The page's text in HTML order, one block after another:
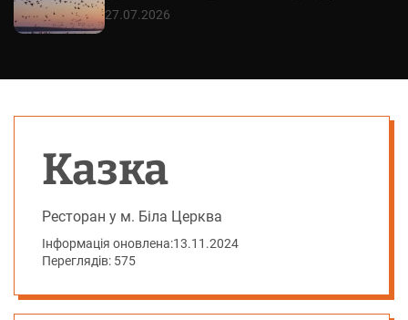
27.07.2026
Казка
Ресторан у м. Біла Церква
Інформація оновлена:13.11.2024
Переглядів: 575